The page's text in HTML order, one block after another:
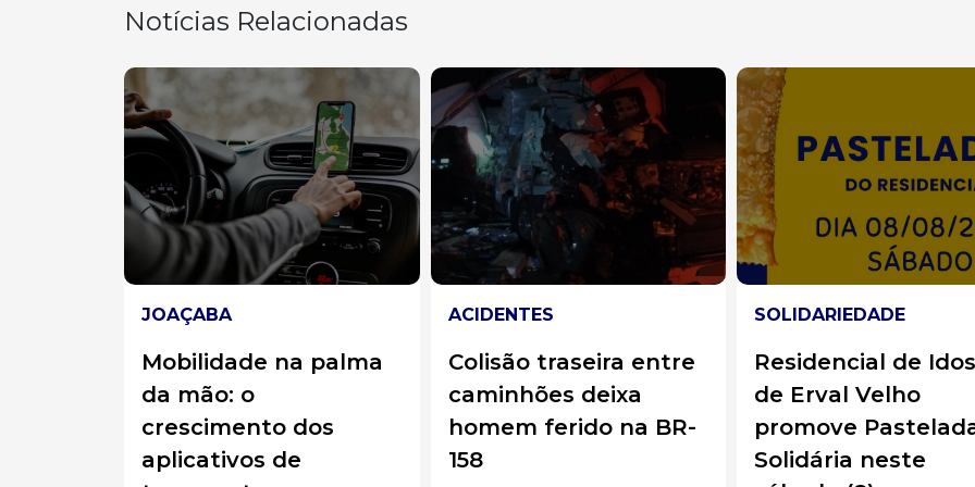
Notícias Relacionadas
ACIDENTES
Colisão traseira entre
caminhões deixa
homem ferido na BR-
158
SOLIDARIEDADE
Residencial de Idosos
de Erval Velho
promove Pastelada
Solidária neste
AGRO EM FOCO
Raiva avança em
animais de
Santa Catarina já
soma 27 focos da